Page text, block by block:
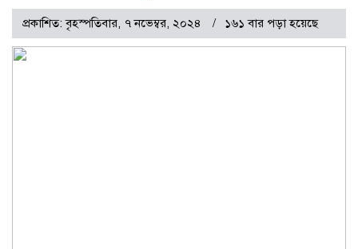
প্রকাশিত: বৃহস্পতিবার, ৭ নভেম্বর, ২০২৪ ১৬১ বার পড়া হয়েছে